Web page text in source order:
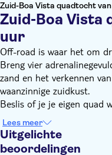
Zuid-Boa Vista quadtocht
Zuid-Boa Vista
uur
Off-road is waar het om
Breng vier
zand en het verkennen
waanzinnige zuidkust.
Beslis of je je eigen quad
partner al het harde werk
precies uit hoe je die
maakt een korte testrit.
Lees meer
Uitgelichte
beoordelingen